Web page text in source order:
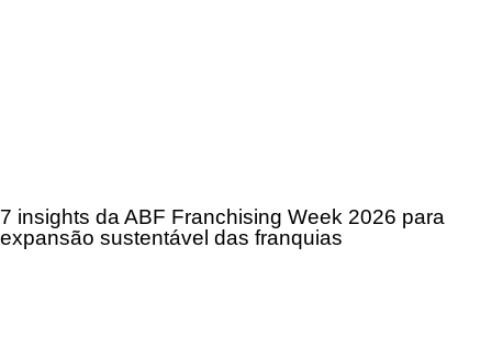
7 insights da ABF Franchising Week 2026 para
expansão sustentável das franquias